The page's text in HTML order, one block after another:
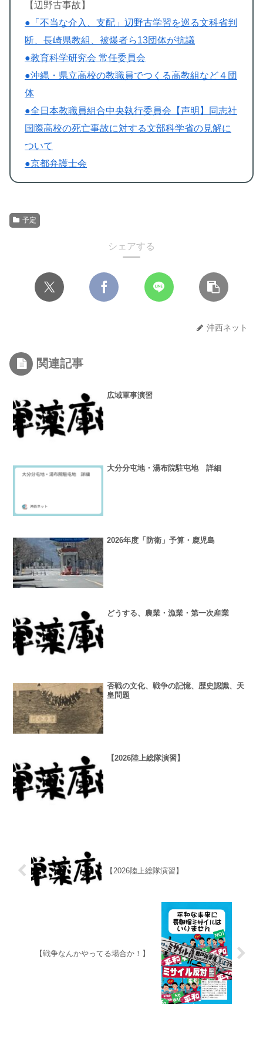
【辺野古事故】
●「不当な介入、支配」辺野古学習を巡る文科省判
断、長崎県教組、被爆者ら13団体が抗議
●教育科学研究会 常任委員会
●沖縄・県立高校の教職員でつくる高教組など４団
体
●全日本教職員組合中央執行委員会【声明】同志社
国際高校の死亡事故に対する文部科学省の見解に
ついて
●京都弁護士会
予定
シェアする
沖西ネット
関連記事
広域軍事演習
大分分屯地・湯布院駐屯地 詳細
2026年度「防衛」予算・鹿児島
どうする、農業・漁業・第一次産業
否戦の文化、戦争の記憶、歴史認識、天
皇問題
【2026陸上総隊演習】
【2026陸上総隊演習】
【戦争なんかやってる場合か！】